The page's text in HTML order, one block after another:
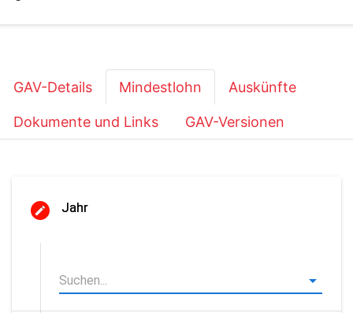
GAV-Details Mindestlohn Auskünfte
Dokumente und Links GAV-Versionen
Jahr